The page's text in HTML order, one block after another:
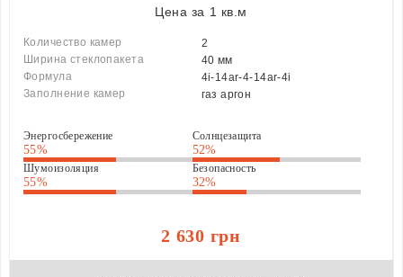
Цена за 1 кв.м
Количество камер
2
Ширина стеклопакета
40 мм
Формула
4i-14ar-4-14ar-4i
Заполнение камер
газ аргон
Энергосбережение
55%
Солнцезащита
52%
Шумоизоляция
55%
Безопасность
32%
2 630 грн